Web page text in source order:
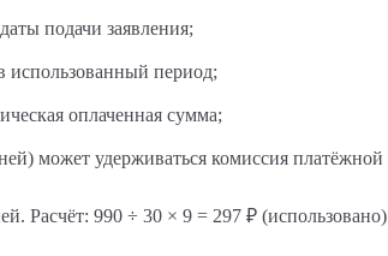
подачи заявления;
использованный период;
оплаченная сумма;
может удерживаться комиссия
Расчёт: 990 ÷ 30 × 9 = 297 ₽